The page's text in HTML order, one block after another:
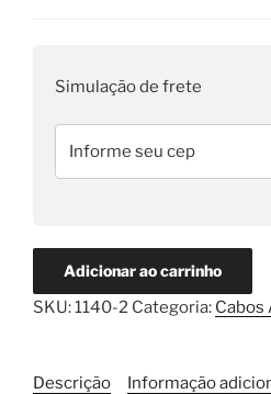
com
Metros
quantidade
Simulação de frete
Adicionar ao carrinho
SKU:1140-2 Categoria: Cabos
Descrição Informação